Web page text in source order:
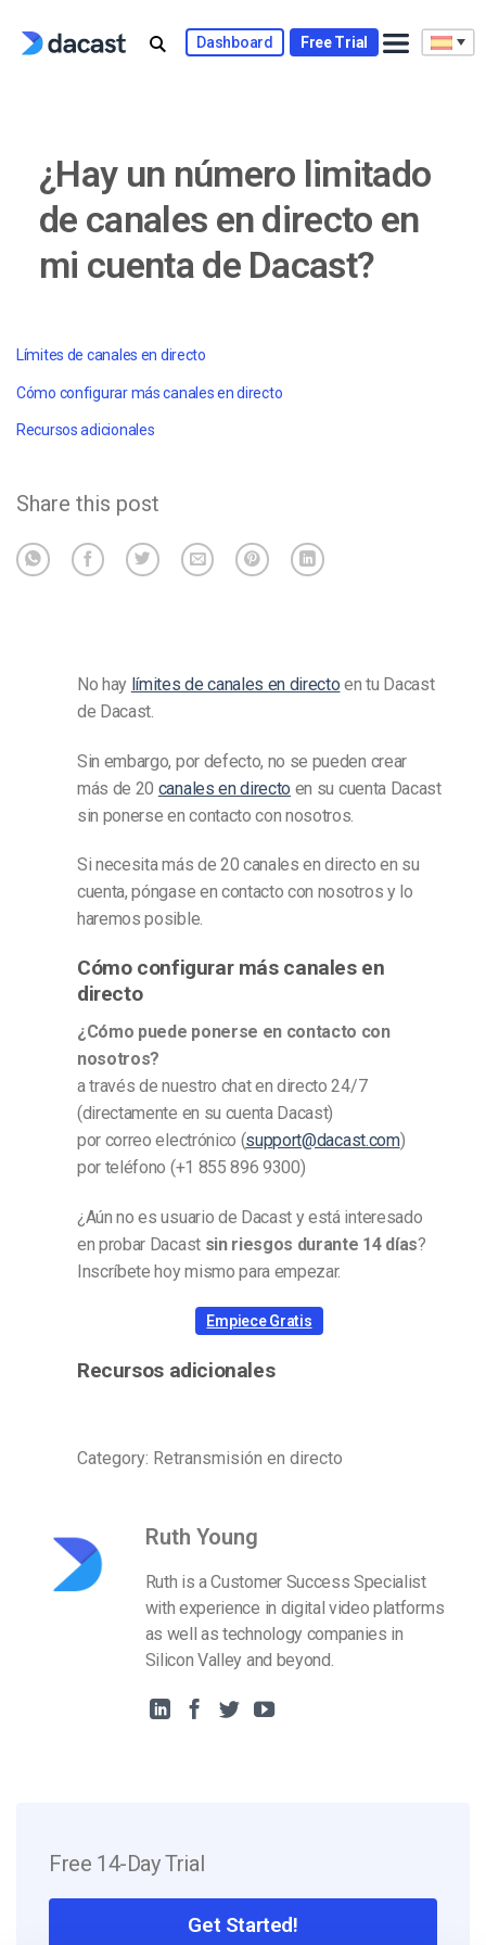
Dashboard Free Trial
¿Hay un número limitado
de canales en directo en
mi cuenta de Dacast?
Límites de canales en directo
Cómo configurar más canales en directo
Recursos adicionales
Share this post
No hay límites de canales en directo en tu Dacast
de Dacast.
Sin embargo, por defecto, no se pueden crear
más de 20 canales en directo en su cuenta Dacast
sin ponerse en contacto con nosotros.
Si necesita más de 20 canales en directo en su
cuenta, póngase en contacto con nosotros y lo
haremos posible.
Cómo configurar más canales en
directo
¿Cómo puede ponerse en contacto con
nosotros?
a través de nuestro chat en directo 24/7
(directamente en su cuenta Dacast)
por correo electrónico (support@dacast.com)
por teléfono (+1 855 896 9300)
¿Aún no es usuario de Dacast y está interesado
en probar Dacastsin riesgos durante 14 días?
Inscríbete hoy mismo para empezar.
Empiece Gratis
Recursos adicionales
Category: Retransmisión en directo
Ruth Young
Ruth is a Customer Success Specialist
with experience in digital video platforms
as well as technology companies in
Silicon Valley and beyond.
Free 14-Day Trial
Get Started!